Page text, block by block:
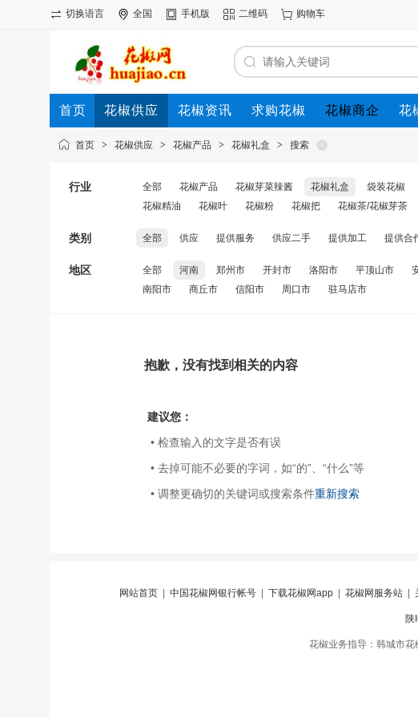
切换语言 全国 手机版 二维码 购物车
首页 花椒供应 花椒资讯 求购花椒 花椒商企 花
首页 > 花椒供应 > 花椒产品 > 花椒礼盒 > 搜索
行业 全部 花椒产品 花椒芽菜辣酱 花椒礼盒 袋装花椒
花椒精油
花椒叶 花椒粉 花椒把 花椒茶/花椒芽茶
类别 全部 供应 提供服务 供应二手 提供加工 提供合
地区 全部 河南 郑州市 开封市 洛阳市 平顶山市
南阳市
商丘市 信阳市 周口市 驻马店市
抱歉，没有找到相关的内容
建议您：
• 检查输入的文字是否有误
• 去掉可能不必要的字词，如“的”、“什么”等
• 调整更确切的关键词或搜索条件重新搜索
网站首页| 中国花椒网银行帐号| 下载花椒网app| 花椒网服务站|
陕
花椒业务指导：韩城市